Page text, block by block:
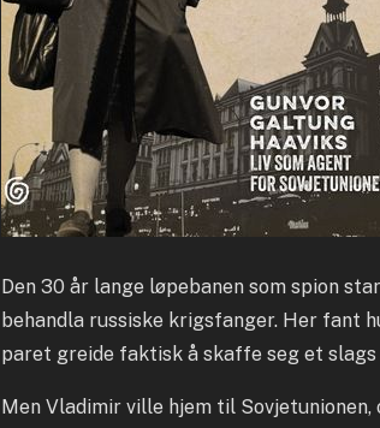
Den 30 år lange løpebanen som spion
behandla russiske krigsfanger. Her fant
paret greide faktisk å skaffe seg et
Men Vladimir ville hjem til